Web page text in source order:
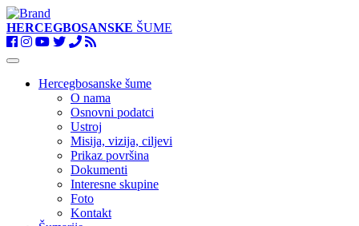
HERCEGBOSANSKE ŠUME
Toggle
navigationHercegbosanske šume
O nama
Osnovni podatci
Ustroj
Misija, vizija, ciljevi
Prikaz površina
Dokumenti
Interesne skupine
Foto
Kontakt